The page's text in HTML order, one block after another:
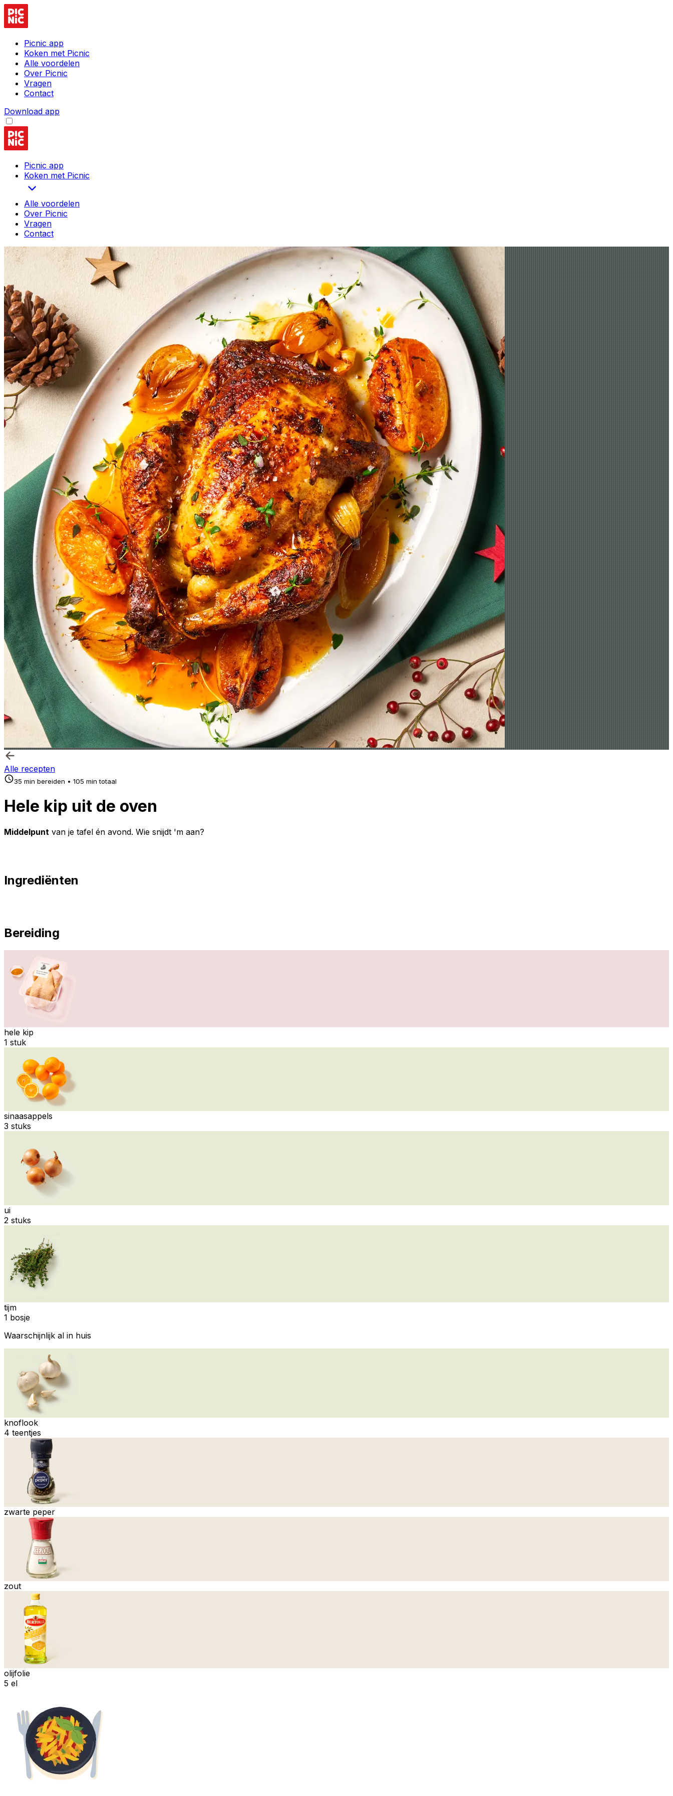
Picnic app
Koken met Picnic
Alle voordelen
Over Picnic
Vragen
Contact
Download app
Picnic app
Koken met Picnic
Alle voordelen
Over Picnic
Vragen
Contact
Alle recepten
35 min bereiden • 105 min totaal
Hele kip uit de oven
Middelpunt van je tafel én avond. Wie snijdt 'm aan?
Ingrediënten
Bereiding
hele kip
1 stuk
sinaasappels
3 stuks
ui
2 stuks
tijm
1 bosje
Waarschijnlijk al in huis
knoflook
4 teentjes
zwarte peper
zout
olijfolie
5 el